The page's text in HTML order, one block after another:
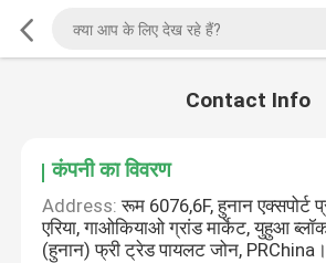
Contact Info
कंपनी का विवरण
Address: रूम 6076,6F, हुनान एक्सपोर्ट
एरिया, गाओकियाओ ग्रांड मार्केट, युहुआ
(हुनान) फ्री ट्रेड पायलट जोन, PRChina।